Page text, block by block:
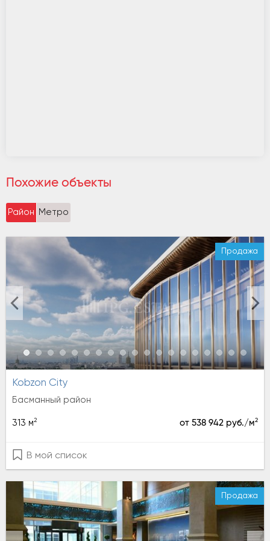
Похожие объекты
Район Метро
Продажа
Kobzon City
Басманный район
313 м2 от 538 942 руб./м2
В мой список
Продажа